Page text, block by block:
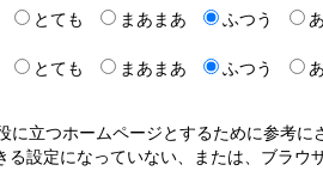
とても まあまあ ふつう
とても まあまあ ふつう
立つホームページとするために参考に
設定になっていない、または、ブラウ